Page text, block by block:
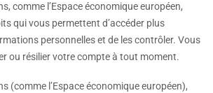
comme l’Espace économique européen,
qui vous permettent d’accéder plus
personnelles et de les contrôler. Vous
ou résilier votre compte à tout moment.
(comme l’Espace économique européen),